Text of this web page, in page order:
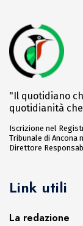
"Il quotidiano
quotidianità
Iscrizione nel
Tribunale di Ancona
Direttore
Link utili
La redazione